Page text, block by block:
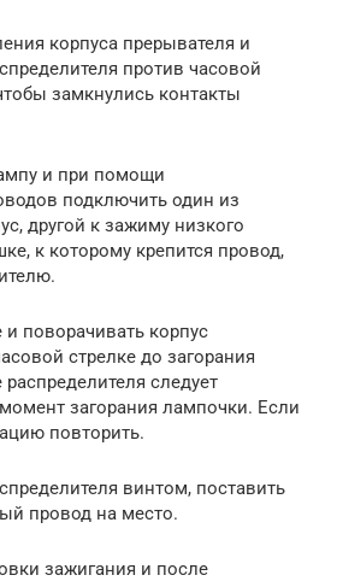
корпуса прерывателя и
против часовой
замкнулись контакты
и при помощи
подключить один из
другой к зажиму низкого
к которому крепится провод,
поворачивать корпус
стрелке до загорания
следует
загорания лампочки. Если
повторить.
винтом, поставить
провод на место.
зажигания и после